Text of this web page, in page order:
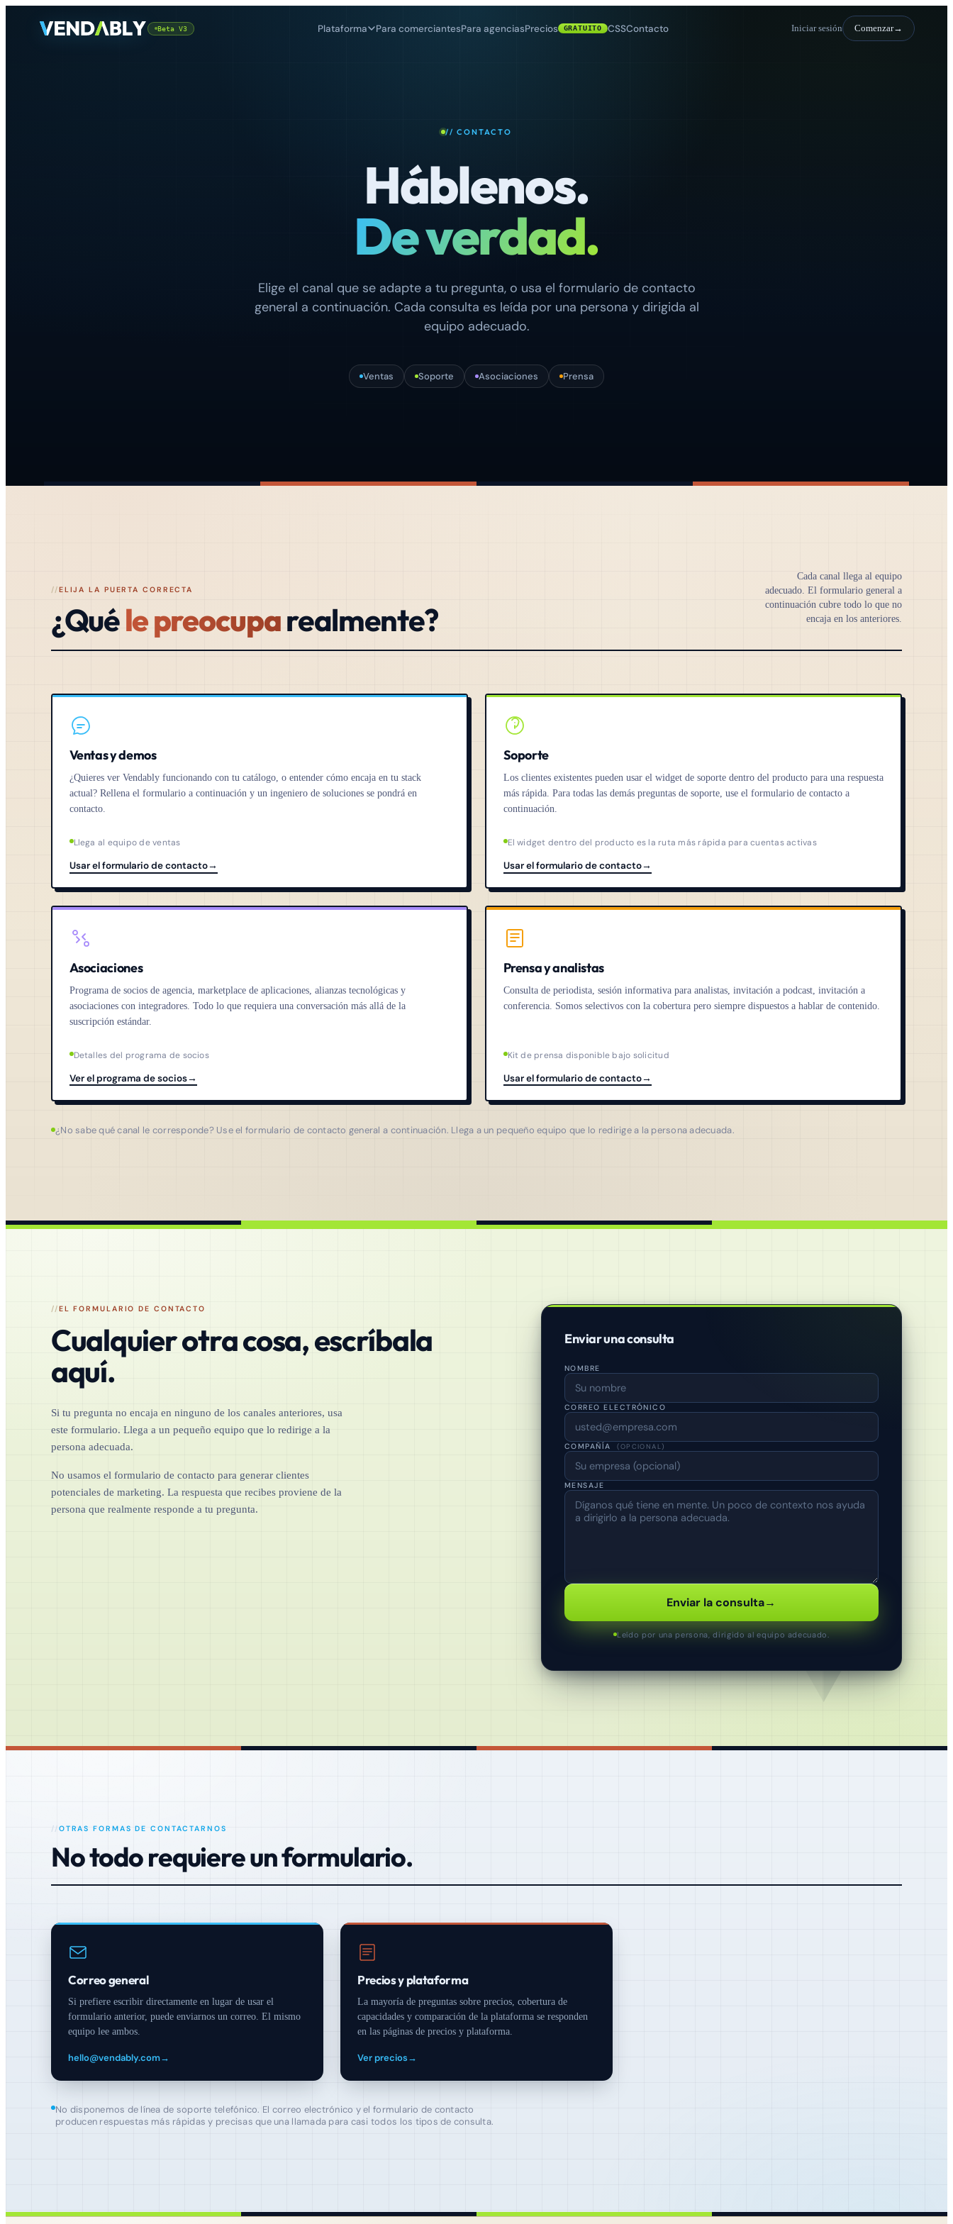
Beta V3 Plataforma Para comerciantesPara agenciasPrecios GRATUITO CSSContacto Iniciar sesión Comenzar
// CONTACTO
Háblenos.
De verdad.
Elige el canal que se adapte a tu pregunta, o usa el formulario de contacto
general a continuación. Cada consulta es leída por una persona y dirigida al
equipo adecuado.
Ventas Soporte Asociaciones Prensa
ELIJA LA PUERTA CORRECTA
¿Quéle preocuparealmente?
Cada canal llega al equipo
adecuado. El formulario general a
continuación cubre todo lo que no
encaja en los anteriores.
Ventas y demos
¿Quieres ver Vendably funcionando con tu catálogo, o entender cómo encaja en tu stack
actual? Rellena el formulario a continuación y un ingeniero de soluciones se pondrá en
contacto.
Llega al equipo de ventas
Usar el formulario de contacto→
Soporte
Los clientes existentes pueden usar el widget de soporte dentro del producto para una respuesta
más rápida. Para todas las demás preguntas de soporte, use el formulario de contacto a
continuación.
El widget dentro del producto es la ruta más rápida para cuentas activas
Usar el formulario de contacto→
Asociaciones
Programa de socios de agencia, marketplace de aplicaciones, alianzas tecnológicas y
asociaciones con integradores. Todo lo que requiera una conversación más allá de la
suscripción estándar.
Detalles del programa de socios
Ver el programa de socios→
Prensa y analistas
Consulta de periodista, sesión informativa para analistas, invitación a podcast, invitación a
conferencia. Somos selectivos con la cobertura pero siempre dispuestos a hablar de contenido.
Kit de prensa disponible bajo solicitud
Usar el formulario de contacto→
¿No sabe qué canal le corresponde? Use el formulario de contacto general a continuación. Llega a un pequeño equipo que lo redirige a la persona adecuada.
EL FORMULARIO DE CONTACTO
Cualquier otra cosa, escríbala
aquí.
Si tu pregunta no encaja en ninguno de los canales anteriores, usa
este formulario. Llega a un pequeño equipo que lo redirige a la
persona adecuada.
No usamos el formulario de contacto para generar clientes
potenciales de marketing. La respuesta que recibes proviene de la
persona que realmente responde a tu pregunta.
Enviar una consulta
NOMBRE
CORREO ELECTRÓNICO
COMPAÑÍA (OPCIONAL)
MENSAJE
Enviar la consulta→
Leído por una persona, dirigido al equipo adecuado.
OTRAS FORMAS DE CONTACTARNOS
No todo requiere un formulario.
Correo general
Si prefiere escribir directamente en lugar de usar el
formulario anterior, puede enviarnos un correo. El mismo
equipo lee ambos.
hello@vendably.com→
Precios y plataforma
La mayoría de preguntas sobre precios, cobertura de
capacidades y comparación de la plataforma se responden
en las páginas de precios y plataforma.
Ver precios→
No disponemos de línea de soporte telefónico. El correo electrónico y el formulario de contacto
producen respuestas más rápidas y precisas que una llamada para casi todos los tipos de consulta.